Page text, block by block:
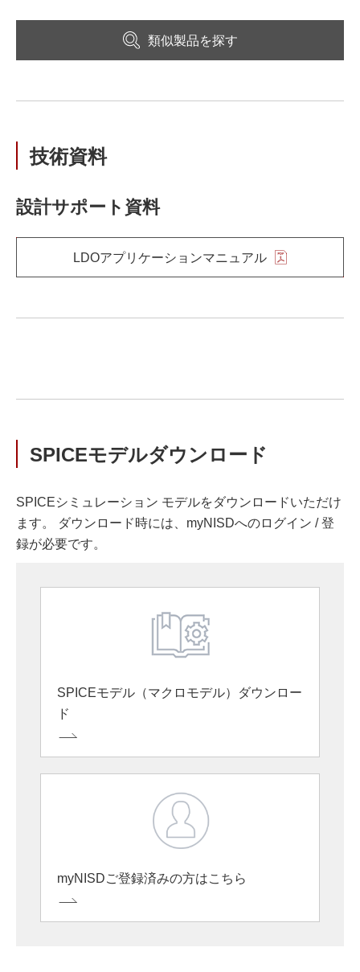
類似製品を探す
技術資料
設計サポート資料
LDOアプリケーションマニュアル
SPICEモデルダウンロード
SPICEシミュレーション モデルをダウンロードいただけ
ます。 ダウンロード時には、myNISDへのログイン / 登
録が必要です。
SPICEモデル（マクロモデル）ダウンロー
ド
myNISDご登録済みの方はこちら